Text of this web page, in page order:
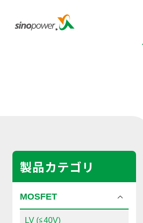
製品カテゴリ
MOSFET
LV (≦40V)